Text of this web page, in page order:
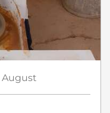
August